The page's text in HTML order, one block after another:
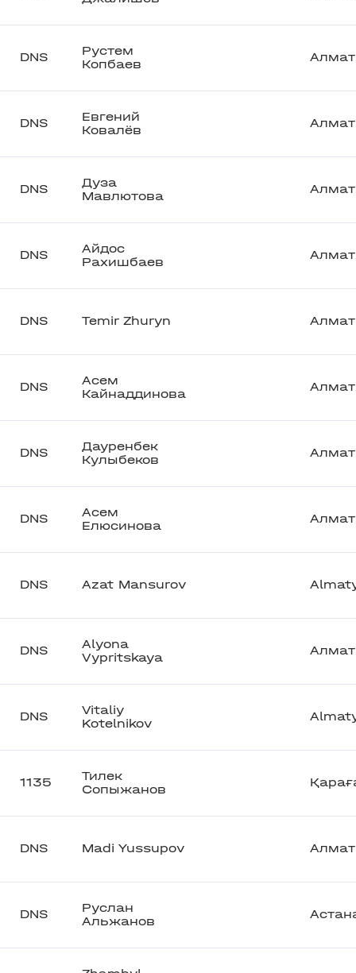
DNS
Рустем
Копбаев
DNS
Евгений
Ковалёв
DNS
Дуза
Мавлютова
DNS
Айдос
Рахишбаев
DNS Temir Zhuryn
DNS
Асем
Кайнаддинова
DNS
Дауренбек
Кулыбеков
DNS
Асем
Елюсинова
DNS Azat Mansurov
DNS
Alyona
Vypritskaya
DNS
Vitaliy
Kotelnikov
1135
Тилек
Сопыжанов
DNS Madi Yussupov
DNS
Руслан
Альжанов